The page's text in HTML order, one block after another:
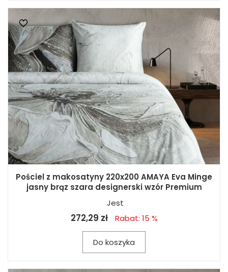
Pościel z makosatyny 220x200 AMAYA Eva Minge
jasny brąz szara designerski wzór Premium
Jest
272,29 zł Rabat: 15 %
Do koszyka